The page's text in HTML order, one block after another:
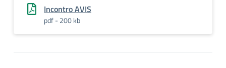
Incontro AVIS
pdf - 200 kb